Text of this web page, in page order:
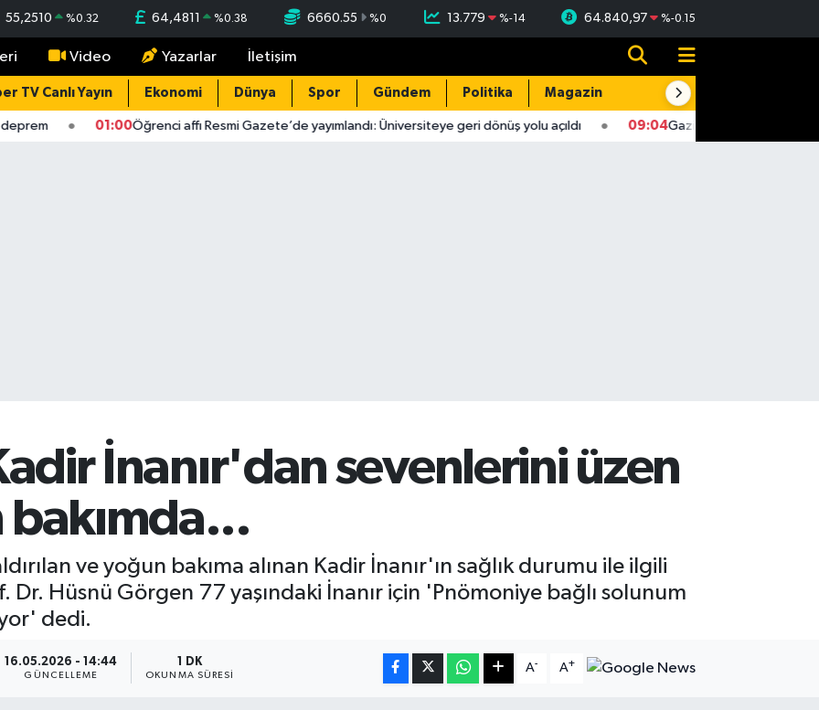
55,2510 %0.32 64,4811 %0.38 6660.55 %0 13.779 %-14 64.840,97 %-0.15
Video Yazarlar İletişim
TV Canlı Yayın Ekonomi Dünya Spor Gündem Politika Magazin Resmi İlanlar
01:00Öğrenci affı Resmi Gazete’de yayımlandı: Üniversiteye geri dönüş yolu açıldı 09:04Gaziantep'te 4,5
İnanır'dan sevenlerini üzen
bakımda...
ve yoğun bakıma alınan Kadir İnanır'ın sağlık durumu ile ilgili
Dr. Hüsnü Görgen 77 yaşındaki İnanır için 'Pnömoniye bağlı solunum
dedi.
16.05.2026 - 14:44
GÜNCELLEME
1 DK
OKUNMA SÜRESI
A- A+